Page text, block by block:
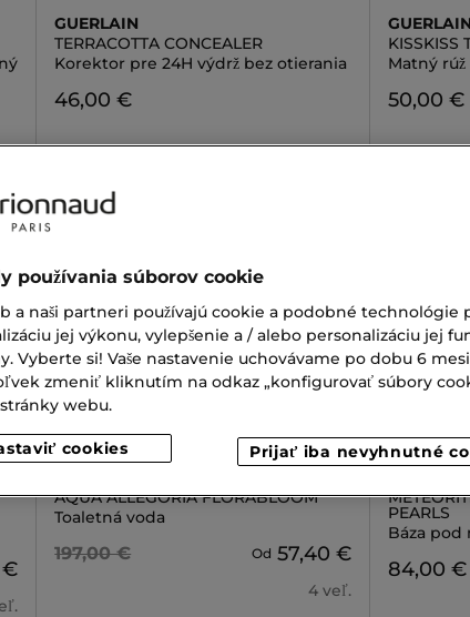
GUERLAIN
TERRACOTTA CONCEALER
Korektor pre 24H výdrž bez otierania
46,00 €
GUERLAIN
KISSKISS
Matný rúž
50,00 €
€
-30%
AQUA ALLEGORIA FLORABLOOM
Toaletná voda
197,00 € Od 57,40 €
4 veľ.
PEARLS
Báza pod
84,00 €
používania súborov cookie
a naši partneri používajú cookie a podobné
jej výkonu, vylepšenie a / alebo personalizáciu jej
Vyberte si! Vaše nastavenie uchovávame po dobu 6
zmeniť kliknutím na odkaz „konfigurovať súbory
webu.
cookies Prijať iba nevyhnutné